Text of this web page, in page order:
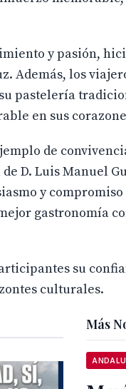
y pasión,
Además, los
pastelería
en sus
de
D. Luis Manuel
y compromiso
gastronomía
su
culturales.
Más